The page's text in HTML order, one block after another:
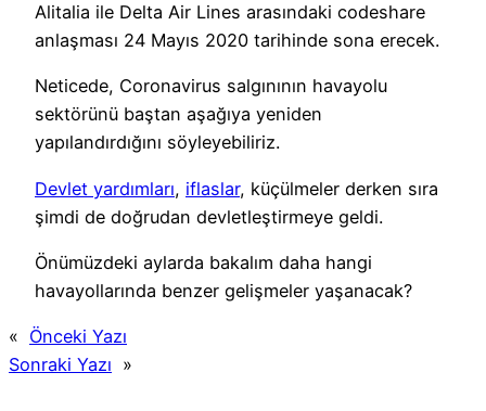
Alitalia ile Delta Air Lines arasındaki codeshare
anlaşması 24 Mayıs 2020 tarihinde sona erecek.
Neticede, Coronavirus salgınının havayolu
sektörünü baştan aşağıya yeniden
yapılandırdığını söyleyebiliriz.
Devlet yardımları, iflaslar, küçülmeler derken sıra
şimdi de doğrudan devletleştirmeye geldi.
Önümüzdeki aylarda bakalım daha hangi
havayollarında benzer gelişmeler yaşanacak?
« Önceki Yazı
Sonraki Yazı »